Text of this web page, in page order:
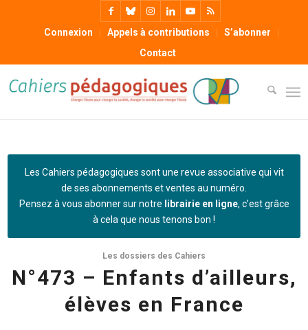
Connexion Appels à contributions
S’abonner
Contact
Les Cahiers pédagogiques sont une revue associative qui vit
de ses abonnements et ventes au numéro.
Pensez à vous abonner sur notre librairie en ligne, c’est grâce
à cela que nous tenons bon !
Les dossiers des Cahiers
N°473 – Enfants d’ailleurs,
élèves en France